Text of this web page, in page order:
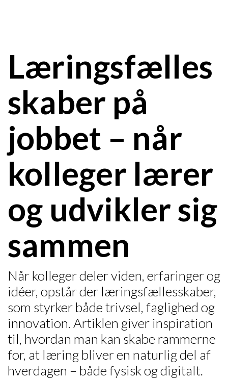
Læringsfælles
skaber på
jobbet – når
kolleger lærer
og udvikler sig
sammen
Når kolleger deler viden, erfaringer og
idéer, opstår der læringsfællesskaber,
som styrker både trivsel, faglighed og
innovation. Artiklen giver inspiration
til, hvordan man kan skabe rammerne
for, at læring bliver en naturlig del af
hverdagen – både fysisk og digitalt.